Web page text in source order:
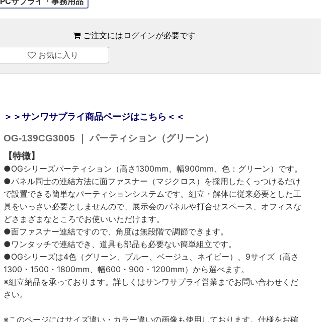
ご注文には ログインが必要です
お気に入り
＞＞サンワサプライ商品ページはこちら＜＜
OG-139CG3005 ｜ パーティション（グリーン）
【特徴】
●OGシリーズパーティション（高さ1300mm、幅900mm、色：グリーン）です。
●パネル同士の連結方法に面ファスナー（マジクロス）を採用したくっつけるだけ
で設置できる簡単なパーティションシステムです。組立・解体に従来必要とした工
具をいっさい必要としませんので、展示会のパネルや打合せスペース、オフィスな
どさまざまなところでお使いいただけます。
●面ファスナー連結ですので、角度は無段階で調節できます。
●ワンタッチで連結でき、道具も部品も必要ない簡単組立です。
●OGシリーズは4色（グリーン、ブルー、ベージュ、ネイビー）、9サイズ（高さ
1300・1500・1800mm、幅600・900・1200mm）から選べます。
※組立納品を承っております。詳しくはサンワサプライ営業までお問い合わせくだ
さい。
※このページにはサイズ違い・カラー違いの画像も使用しております。仕様をお確